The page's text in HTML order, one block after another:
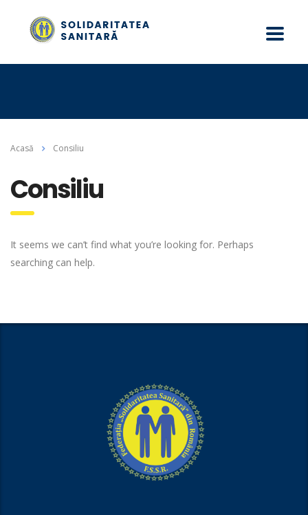
Acasă Consiliu
Consiliu
It seems we can’t find what you’re looking for. Perhaps
searching can help.